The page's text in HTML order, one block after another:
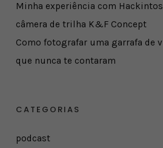
Minha experiência com
câmera de trilha K&F Concept
Como fotografar uma garrafa de
que nunca te contaram
CATEGORIAS
podcast